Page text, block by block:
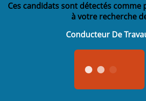
Ces candidats sont détectés
à votre recherche
Conducteur De